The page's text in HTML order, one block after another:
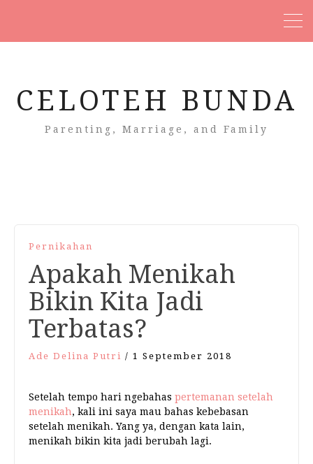
CELOTEH BUNDA
Parenting, Marriage, and Family
Pernikahan
Apakah Menikah
Bikin Kita Jadi
Terbatas?
Ade Delina Putri / 1 September 2018
Setelah tempo hari ngebahas pertemanan setelah
menikah, kali ini saya mau bahas kebebasan
setelah menikah. Yang ya, dengan kata lain,
menikah bikin kita jadi berubah lagi.